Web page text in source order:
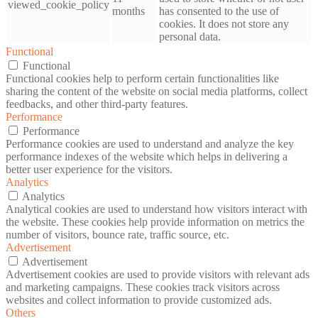
viewed_cookie_policy
months
has consented to the use of
cookies. It does not store any
personal data.
Functional
Functional
Functional cookies help to perform certain functionalities like
sharing the content of the website on social media platforms, collect
feedbacks, and other third-party features.
Performance
Performance
Performance cookies are used to understand and analyze the key
performance indexes of the website which helps in delivering a
better user experience for the visitors.
Analytics
Analytics
Analytical cookies are used to understand how visitors interact with
the website. These cookies help provide information on metrics the
number of visitors, bounce rate, traffic source, etc.
Advertisement
Advertisement
Advertisement cookies are used to provide visitors with relevant ads
and marketing campaigns. These cookies track visitors across
websites and collect information to provide customized ads.
Others